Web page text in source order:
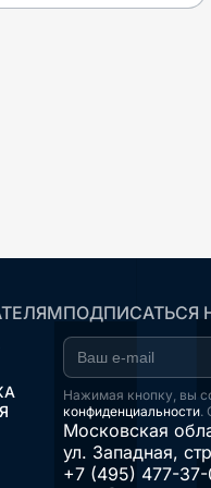
ПОДПИСАТЬСЯ
Нажимая кнопку, вы
конфиденциальности.
Московская
ул. Западная,
+7 (495) 477-